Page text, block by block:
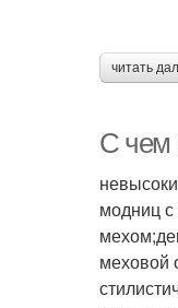
читать
С чем
модниц
меховой